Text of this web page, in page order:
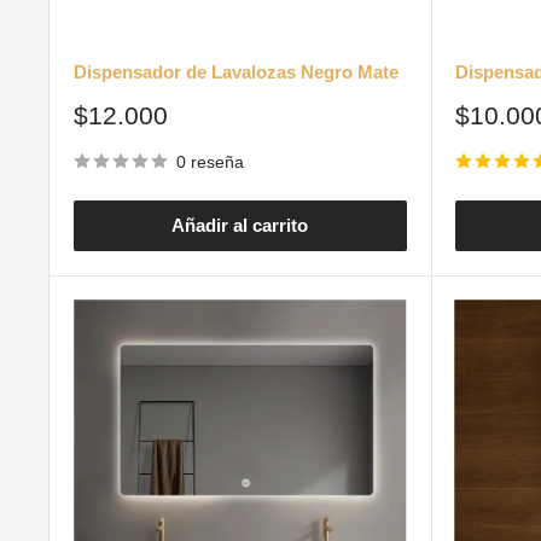
Dispensador de Lavalozas Negro Mate
Precio
venta
$12.000
0 reseña
Añadir al carrito
Precio
venta